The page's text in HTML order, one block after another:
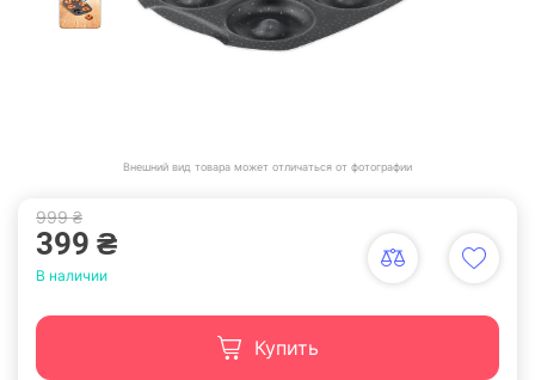
Внешний вид товара может отличаться от фотографии
999 ₴
399 ₴
В наличии
Купить